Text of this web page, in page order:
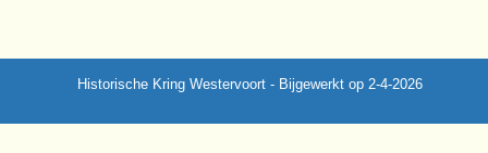
Historische Kring Westervoort - Bijgewerkt op 2-4-2026